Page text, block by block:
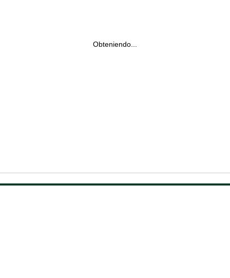
Obteniendo...